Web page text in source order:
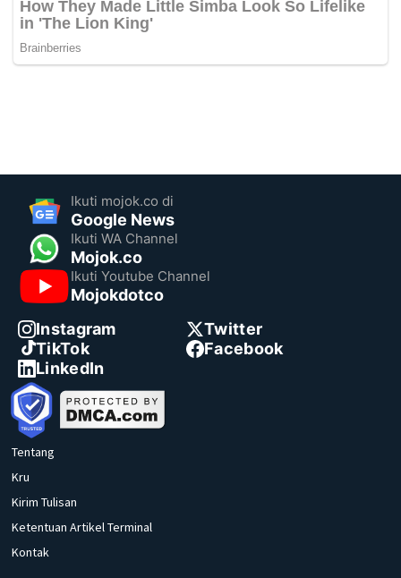
Ikuti mojok.co di
Google News
Ikuti WA Channel
Mojok.co
Ikuti Youtube Channel
Mojokdotco
Instagram
Twitter
TikTok
Facebook
LinkedIn
Tentang
Kru
Kirim Tulisan
Ketentuan Artikel Terminal
Kontak